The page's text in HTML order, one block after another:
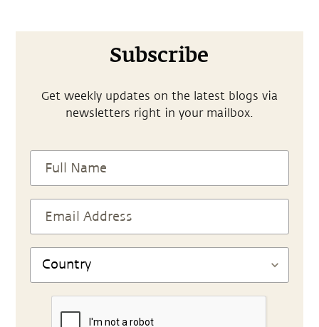
Subscribe
Get weekly updates on the latest blogs via
newsletters right in your mailbox.